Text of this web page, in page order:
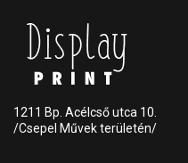
1211 Bp. Acélcső utca 10.
/Csepel Művek területén/